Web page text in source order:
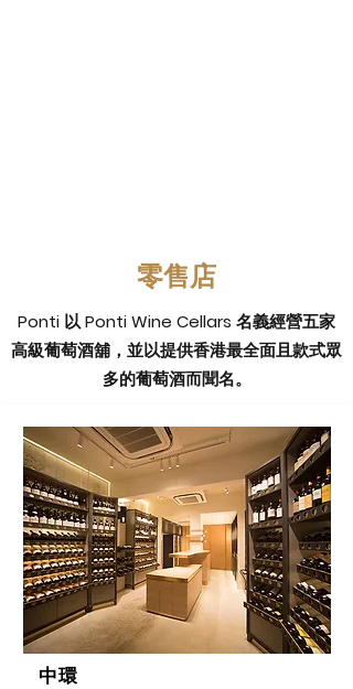
零售店
Ponti 以 Ponti Wine Cellars 名義經營五家
高級葡萄酒舖，並以提供香港最全面且款式眾
多的葡萄酒而聞名。
中環